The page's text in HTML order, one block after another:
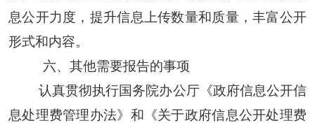
息公开力度，提升信息上传数量和质量，丰富公开
形式和内容。
六、其他需要报告的事项
认真贯彻执行国务院办公厅《政府信息公开信
息处理费管理办法》和《关于政府信息公开处理费